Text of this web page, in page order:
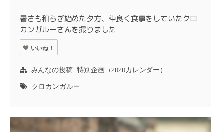
暑さも和らぎ始めた夕方、仲良く食事をしていたクロ
カンガルーさんを撮りました
いいね！
みんなの投稿 特別企画（2020カレンダー）
クロカンガルー